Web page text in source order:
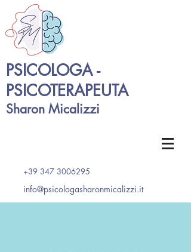
PSICOLOGA -
PSICOTERAPEUTA
Sharon Micalizzi
+39 347 3006295
info@psicologasharonmicalizzi.it